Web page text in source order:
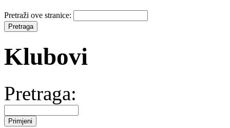
Pretraži ove stranice:
Klubovi
Pretraga: